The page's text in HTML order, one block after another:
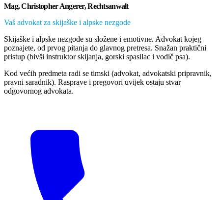
Mag. Christopher Angerer, Rechtsanwalt
Vaš advokat za skijaške i alpske nezgode
Skijaške i alpske nezgode su složene i emotivne. Advokat kojeg
poznajete, od prvog pitanja do glavnog pretresa. Snažan praktični
pristup (bivši instruktor skijanja, gorski spasilac i vodič psa).
Kod većih predmeta radi se timski (advokat, advokatski pripravnik,
pravni saradnik). Rasprave i pregovori uvijek ostaju stvar
odgovornog advokata.